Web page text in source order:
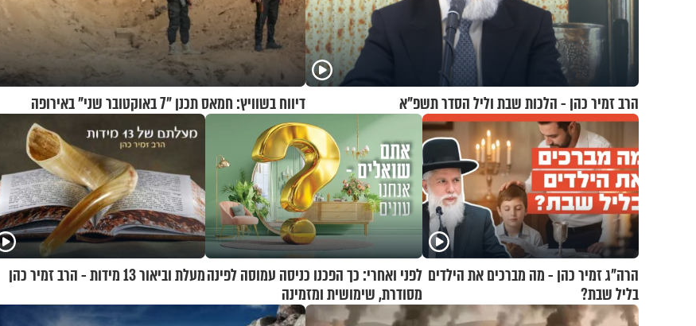
הרב זמיר כהן - הלכות שבת וליל הסדר תשפ"א דיווח בשוויץ: חמאס תכנן "7 באוקטובר שני" באירופה
הרה"ג זמיר כהן - מה מברכים את הילדים
בליל שבת?
לפני ואחרי: כך הפכנו כניסה עמוסה לפינה
מסודרת, שימושית ומזמינה
מעלת וביאור 13 מידות - הרב זמיר כהן